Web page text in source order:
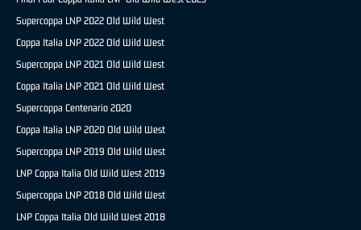
Supercoppa LNP 2022 Old Wild West
Coppa Italia LNP 2022 Old Wild West
Supercoppa LNP 2021 Old Wild West
Coppa Italia LNP 2021 Old Wild West
Supercoppa Centenario 2020
Coppa Italia LNP 2020 Old Wild West
Supercoppa LNP 2019 Old Wild West
LNP Coppa Italia Old Wild West 2019
Supercoppa LNP 2018 Old Wild West
LNP Coppa Italia Old Wild West 2018